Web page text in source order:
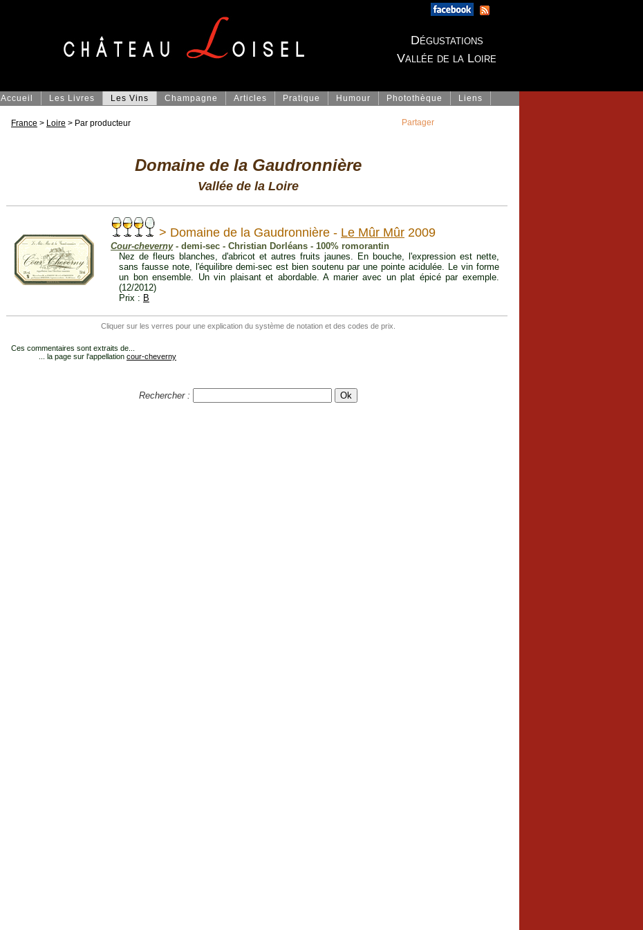
Dégustations
Vallée de la Loire
Accueil Les Livres Les Vins Champagne Articles Pratique Humour Photothèque Liens
France > Loire > Par producteur
Domaine de la Gaudronnière
Vallée de la Loire
> Domaine de la Gaudronnière - Le Mûr Mûr 2009
Cour-cheverny- demi-sec - Christian Dorléans - 100% romorantin
Nez de fleurs blanches, d'abricot et autres fruits jaunes. En bouche, l'expression est nette,
sans fausse note, l'équilibre demi-sec est bien soutenu par une pointe acidulée. Le vin forme
un bon ensemble. Un vin plaisant et abordable. A marier avec un plat épicé par exemple.
(12/2012)
Prix : B
Cliquer sur les verres pour une explication du système de notation et des codes de prix.
Ces commentaires sont extraits de...
... la page sur l'appellation cour-cheverny
Rechercher :
Partager